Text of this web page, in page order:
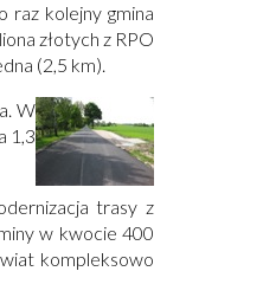
raz kolejny gmina
złotych z RPO
(2,5 km).
W
1,3
trasy z
w kwocie 400
kompleksowo